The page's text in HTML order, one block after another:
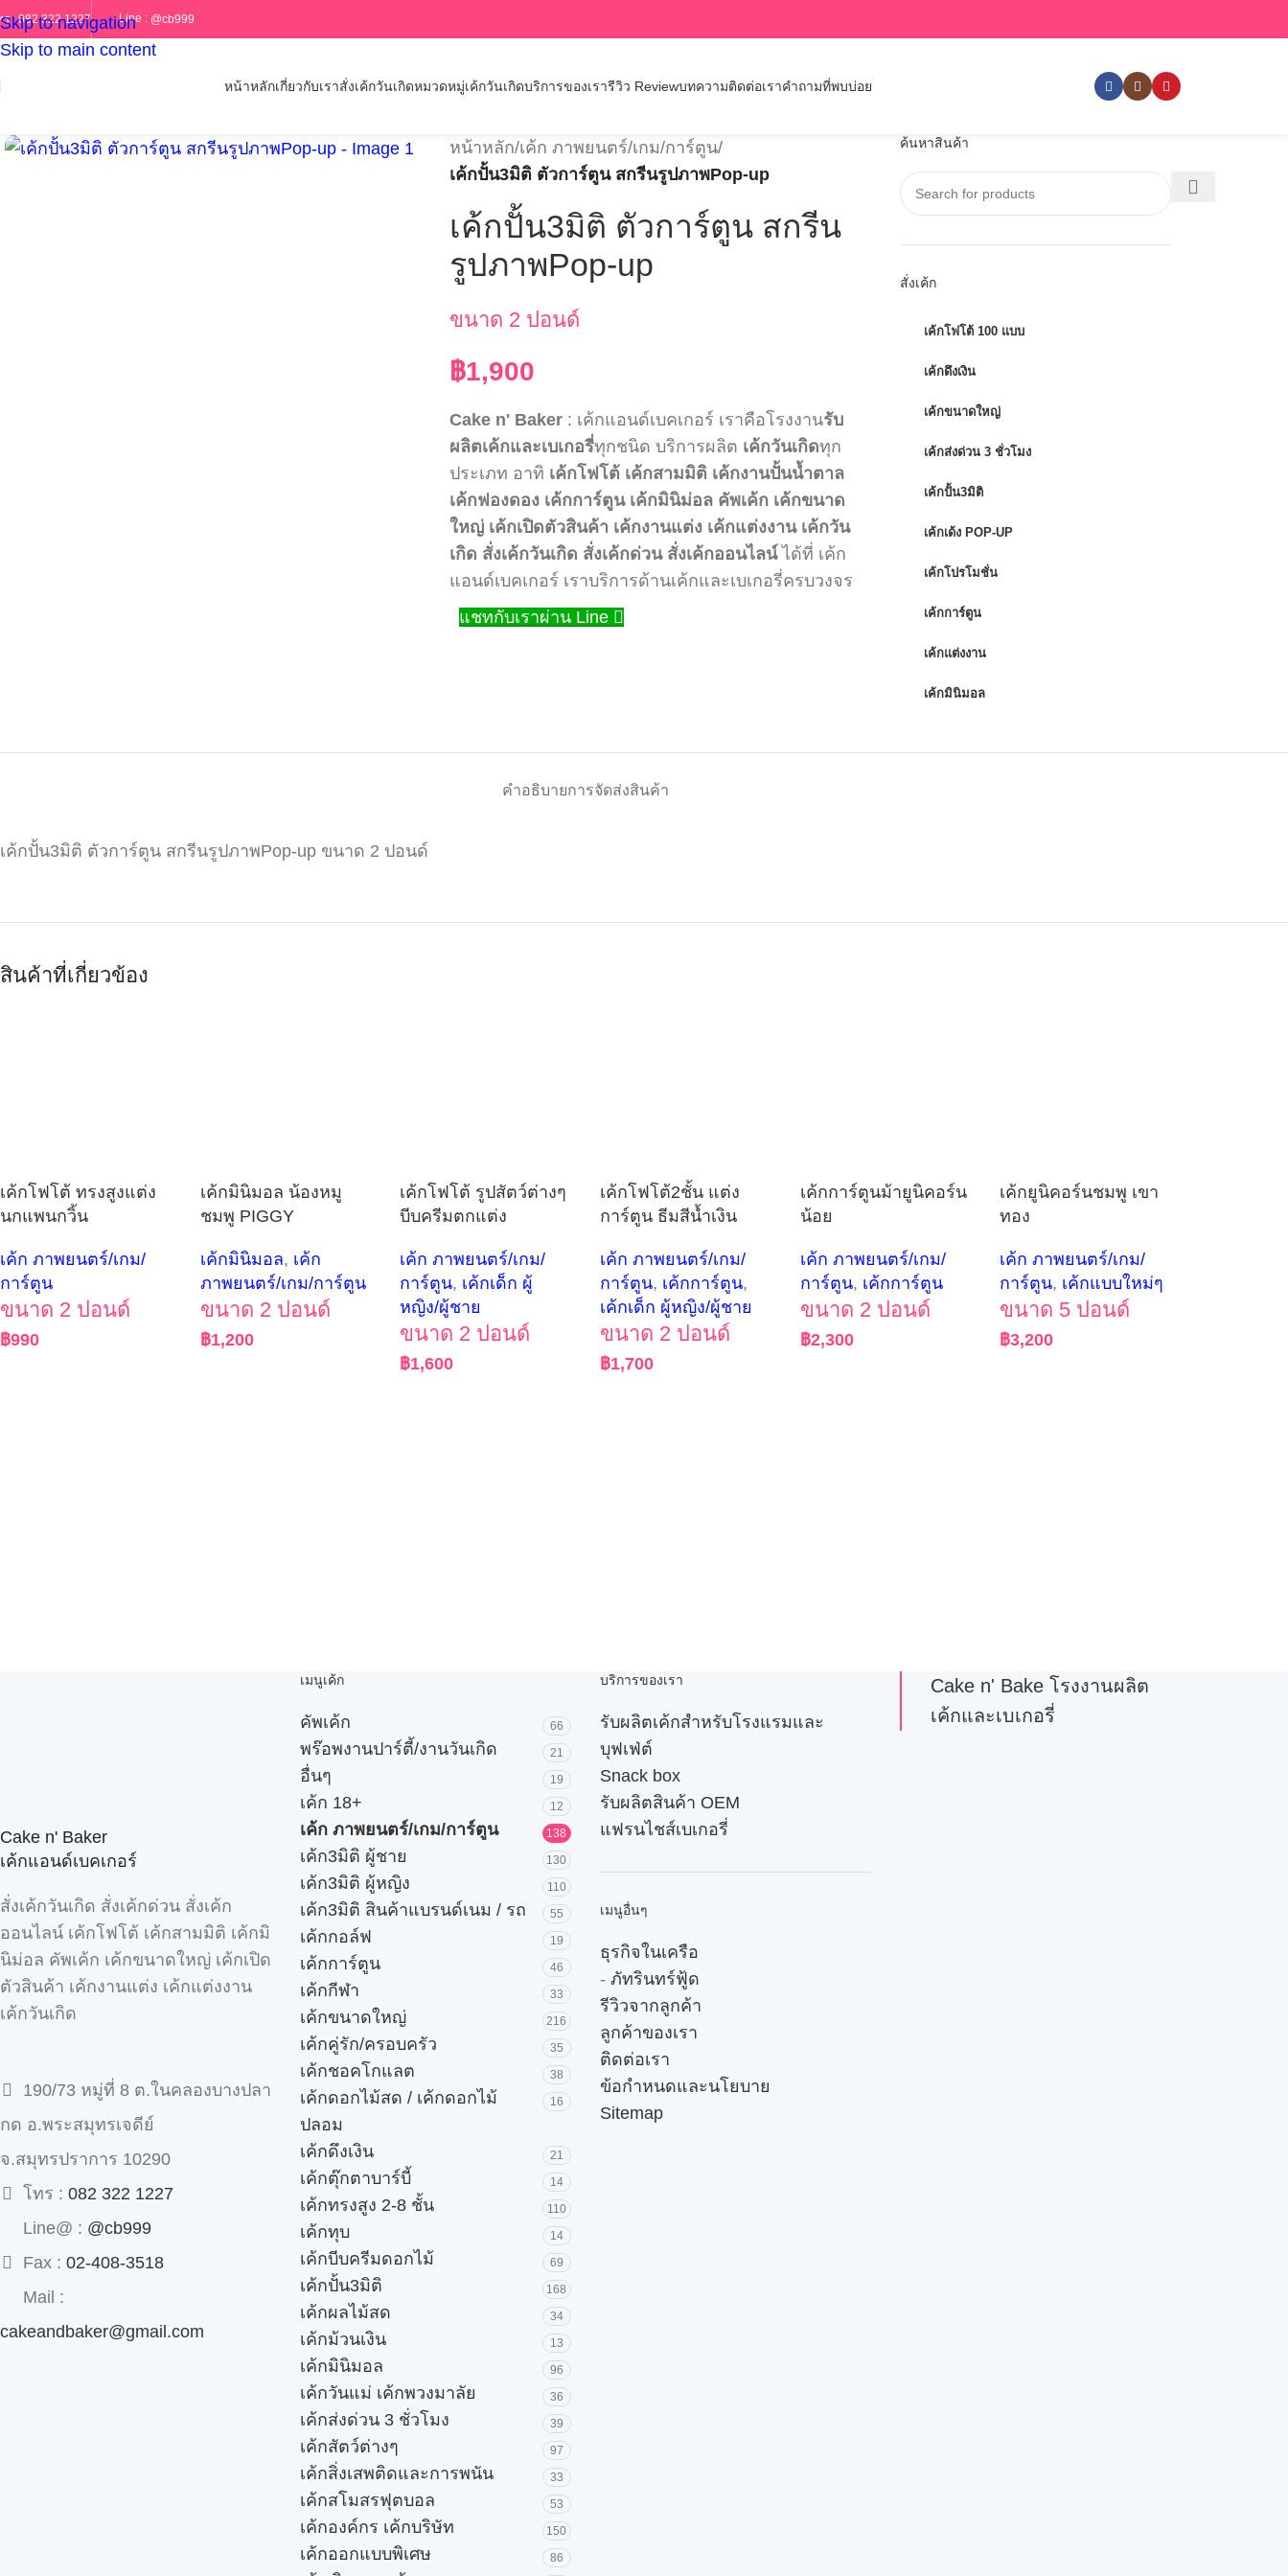
Skip to navigation
Skip to main content
ร : 082 322 1227 Line : @cb999
หน้าหลักเกี่ยวกับเราสั่งเค้กวันเกิดหมวดหมู่เค้กวันเกิดบริการของเรารีวิว Reviewบทความติดต่อเราคำถามที่พบบ่อย
หน้าหลัก/เค้ก ภาพยนตร์/เกม/การ์ตูน/
เค้กปั้น3มิติ ตัวการ์ตูน สกรีนรูปภาพPop-up
เค้กปั้น3มิติ ตัวการ์ตูน สกรีน
รูปภาพPop-up
ขนาด 2 ปอนด์
฿1,900
Cake n' Baker : เค้กแอนด์เบคเกอร์ เราคือโรงงานรับ
ผลิตเค้กและเบเกอรี่ทุกชนิด บริการผลิต เค้กวันเกิดทุก
ประเภท อาทิ เค้กโฟโต้ เค้กสามมิติ เค้กงานปั้นน้ำตาล
เค้กฟองดอง เค้กการ์ตูน เค้กมินิม่อล คัพเค้ก เค้กขนาด
ใหญ่ เค้กเปิดตัวสินค้า เค้กงานแต่ง เค้กแต่งงาน เค้กวัน
เกิด สั่งเค้กวันเกิด สั่งเค้กด่วน สั่งเค้กออนไลน์ได้ที่ เค้ก
แอนด์เบคเกอร์ เราบริการด้านเค้กและเบเกอรี่ครบวงจร
แชทกับเราผ่าน Line
ค้นหาสินค้า
สั่งเค้ก
เค้กโฟโต้ 100 แบบ
เค้กดึงเงิน
เค้กขนาดใหญ่
เค้กส่งด่วน 3 ชั่วโมง
เค้กปั้น3มิติ
เค้กเด้ง POP-UP
เค้กโปรโมชั่น
เค้กการ์ตูน
เค้กแต่งงาน
เค้กมินิมอล
คำอธิบายการจัดส่งสินค้า
เค้กปั้น3มิติ ตัวการ์ตูน สกรีนรูปภาพPop-up ขนาด 2 ปอนด์
สินค้าที่เกี่ยวข้อง
เค้กโฟโต้ ทรงสูงแต่ง
นกแพนกวิ้น
เค้ก ภาพยนตร์/เกม/
การ์ตูน
ขนาด 2 ปอนด์
฿990
เค้กมินิมอล น้องหมู
ชมพู PIGGY
เค้กมินิมอล, เค้ก
ภาพยนตร์/เกม/การ์ตูน
ขนาด 2 ปอนด์
฿1,200
เค้กโฟโต้ รูปสัตว์ต่างๆ
บีบครีมตกแต่ง
เค้ก ภาพยนตร์/เกม/
การ์ตูน, เค้กเด็ก ผู้
หญิง/ผู้ชาย
ขนาด 2 ปอนด์
฿1,600
เค้กโฟโต้2ชั้น แต่ง
การ์ตูน ธีมสีน้ำเงิน
เค้ก ภาพยนตร์/เกม/
การ์ตูน, เค้กการ์ตูน,
เค้กเด็ก ผู้หญิง/ผู้ชาย
ขนาด 2 ปอนด์
฿1,700
เค้กการ์ตูนม้ายูนิคอร์น
น้อย
เค้ก ภาพยนตร์/เกม/
การ์ตูน, เค้กการ์ตูน
ขนาด 2 ปอนด์
฿2,300
เค้กยูนิคอร์นชมพู เขา
ทอง
เค้ก ภาพยนตร์/เกม/
การ์ตูน, เค้กแบบใหม่ๆ
ขนาด 5 ปอนด์
฿3,200
Cake n' Baker
เค้กแอนด์เบคเกอร์
สั่งเค้กวันเกิด สั่งเค้กด่วน สั่งเค้ก
ออนไลน์ เค้กโฟโต้ เค้กสามมิติ เค้กมิ
นิม่อล คัพเค้ก เค้กขนาดใหญ่ เค้กเปิด
ตัวสินค้า เค้กงานแต่ง เค้กแต่งงาน
เค้กวันเกิด
190/73 หมู่ที่ 8 ต.ในคลองบางปลา
กด อ.พระสมุทรเจดีย์
จ.สมุทรปราการ 10290
โทร : 082 322 1227
Line@ : @cb999
Fax : 02-408-3518
Mail :
cakeandbaker@gmail.com
เมนูเค้ก
คัพเค้ก 66
พร๊อพงานปาร์ตี้/งานวันเกิด 21
อื่นๆ 19
เค้ก 18+ 12
เค้ก ภาพยนตร์/เกม/การ์ตูน 138
เค้ก3มิติ ผู้ชาย 130
เค้ก3มิติ ผู้หญิง 110
เค้ก3มิติ สินค้าแบรนด์เนม / รถ 55
เค้กกอล์ฟ 19
เค้กการ์ตูน 46
เค้กกีฬา 33
เค้กขนาดใหญ่ 216
เค้กคู่รัก/ครอบครัว 35
เค้กชอคโกแลต 38
เค้กดอกไม้สด / เค้กดอกไม้
ปลอม
16
เค้กดึงเงิน 21
เค้กตุ๊กตาบาร์บี้ 14
เค้กทรงสูง 2-8 ชั้น 110
เค้กทุบ 14
เค้กบีบครีมดอกไม้ 69
เค้กปั้น3มิติ 168
เค้กผลไม้สด 34
เค้กม้วนเงิน 13
เค้กมินิมอล 96
เค้กวันแม่ เค้กพวงมาลัย 36
เค้กส่งด่วน 3 ชั่วโมง 39
เค้กสัตว์ต่างๆ 97
เค้กสิ่งเสพติดและการพนัน 33
เค้กสโมสรฟุตบอล 53
เค้กองค์กร เค้กบริษัท 150
เค้กออกแบบพิเศษ 86
บริการของเรา
รับผลิตเค้กสำหรับโรงแรมและ
บุฟเฟ่ต์
Snack box
รับผลิตสินค้า OEM
แฟรนไชส์เบเกอรี่
เมนูอื่นๆ
ธุรกิจในเครือ
- ภัทรินทร์ฟู้ด
รีวิวจากลูกค้า
ลูกค้าของเรา
ติดต่อเรา
ข้อกำหนดและนโยบาย
Sitemap
Cake n' Bake โรงงานผลิต
เค้กและเบเกอรี่